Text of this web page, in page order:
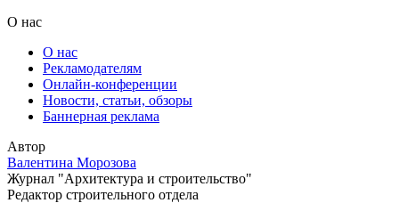
О нас
О нас
Рекламодателям
Онлайн-конференции
Новости, статьи, обзоры
Баннерная реклама
Автор
Валентина Морозова
Журнал "Архитектура и строительство"
Редактор строительного отдела